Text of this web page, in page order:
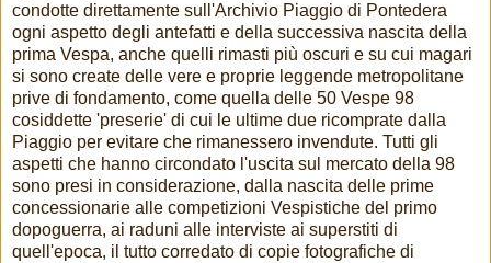
condotte direttamente sull'Archivio Piaggio di Pontedera
ogni aspetto degli antefatti e della successiva nascita della
prima Vespa, anche quelli rimasti più oscuri e su cui magari
si sono create delle vere e proprie leggende metropolitane
prive di fondamento, come quella delle 50 Vespe 98
cosiddette 'preserie' di cui le ultime due ricomprate dalla
Piaggio per evitare che rimanessero invendute. Tutti gli
aspetti che hanno circondato l'uscita sul mercato della 98
sono presi in considerazione, dalla nascita delle prime
concessionarie alle competizioni Vespistiche del primo
dopoguerra, ai raduni alle interviste ai superstiti di
quell'epoca, il tutto corredato di copie fotografiche di